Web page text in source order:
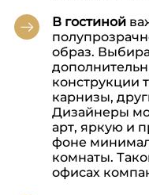
В гостиной
образ.
конструкции
карнизы,
Дизайнеры
арт, яркую и
фоне
комнаты.
офисах